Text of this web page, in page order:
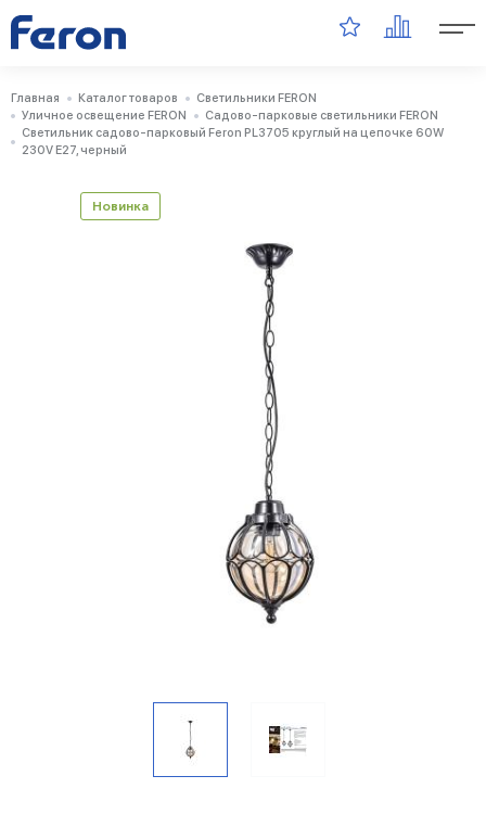
Главная Каталог товаров
Светильники FERON
Уличное освещение FERON
Садово-парковые светильники FERON
Светильник садово-парковый Feron PL3705 круглый на цепочке 60W
230V E27, черный
Новинка